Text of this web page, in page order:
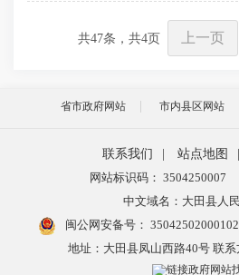
共47条，共4页 上一页
省市政府网站 市内县区网站
联系我们 | 站点地图 |
网站标识码： 3504250007
中文域名：大田县人
闽公网安备号：
地址：大田县凤山西路40号 联